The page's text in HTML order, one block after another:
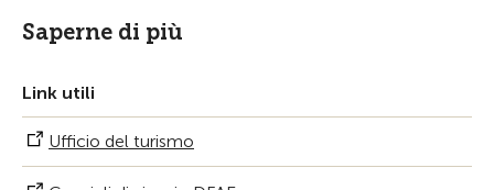
Saperne di più
Link utili
Ufficio del turismo